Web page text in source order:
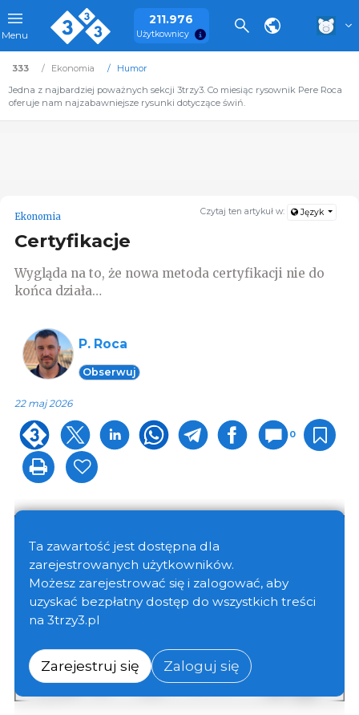
Menu
211.976
Użytkownicy
333 Ekonomia
Humor
Jedna z najbardziej poważnych sekcji 3trzy3. Co miesiąc rysownik Pere Roca
oferuje nam najzabawniejsze rysunki dotyczące świń.
Czytaj ten artykuł w: Język
Ekonomia
Certyfikacje
Wygląda na to, że nowa metoda certyfikacji nie do
końca działa…
P. Roca
Obserwuj
22 maj 2026
0
Ta zawartość jest dostępna dla
zarejestrowanych użytkowników.
Możesz zarejestrować się i zalogować, aby
uzyskać bezpłatny dostęp do wszystkich treści
na 3trzy3.pl
Zarejestruj się Zaloguj się